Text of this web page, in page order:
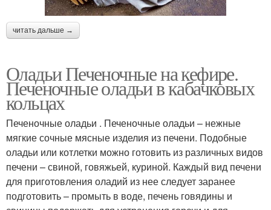
читать дальше →
Оладьи Печеночные на кефире.
Печеночные оладьи в кабачковых
кольцах
Печеночные оладьи . Печеночные оладьи – нежные
мягкие сочные мясные изделия из печени. Подобные
оладьи или котлетки можно готовить из различных видов
печени – свиной, говяжьей, куриной. Каждый вид печени
для приготовления оладий из нее следует заранее
подготовить – промыть в воде, печень говядины и